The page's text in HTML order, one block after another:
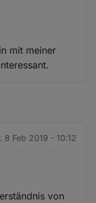
mit meiner
8 Feb 2019 - 10:12
von